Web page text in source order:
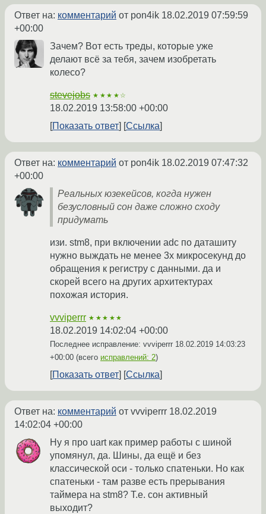
Ответ на: комментарий от pon4ik 18.02.2019 07:59:59
+00:00
Зачем? Вот есть треды, которые уже
делают всё за тебя, зачем изобретать
колесо?
stevejobs ★★★★☆
18.02.2019 13:58:00 +00:00
Показать ответ
Ссылка
Ответ на: комментарий от pon4ik 18.02.2019 07:47:32
+00:00
Реальных юзекейсов, когда нужен
безусловный сон даже сложно сходу
придумать
изи. stm8, при включении adc по даташиту
нужно выждать не менее 3х микросекунд до
обращения к регистру с данными. да и
скорей всего на других архитектурах
похожая история.
vvviperrr ★★★★★
18.02.2019 14:02:04 +00:00
Последнее исправление: vvviperrr 18.02.2019 14:03:23
+00:00 (всего исправлений: 2)
Показать ответ Ссылка
Ответ на: комментарий от vvviperrr 18.02.2019
14:02:04 +00:00
Ну я про uart как пример работы с шиной
упомянул, да. Шины, да ещё и без
классической оси - только спатеньки. Но как
спатеньки - там разве есть прерывания
таймера на stm8? Т.е. сон активный
выходит?